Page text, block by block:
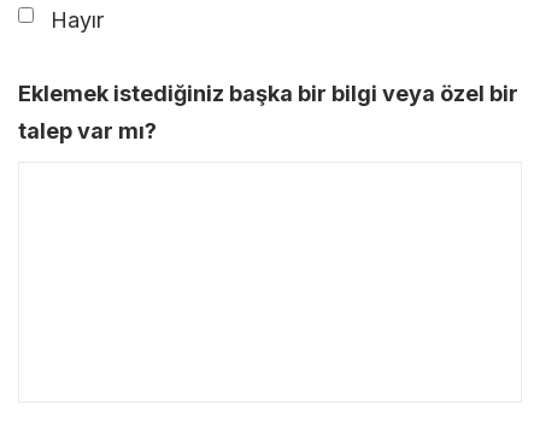
Hayır
Eklemek istediğiniz başka bir bilgi veya özel bir
talep var mı?